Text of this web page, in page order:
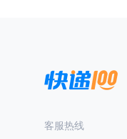
客服热线